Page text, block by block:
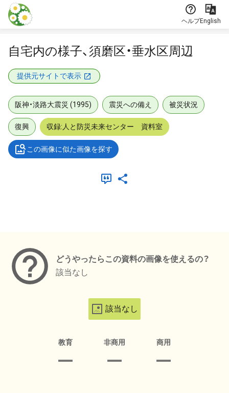
本文に飛ぶ
ヘルプEnglish
自宅内の様子、須磨区・垂水区周辺
提供元サイトで表示
阪神・淡路大震災 (1995) 震災への備え 被災状況
復興 収録:人と防災未来センター 資料室
この画像に似た画像を探す
どうやったらこの資料の画像を使えるの？
該当なし
該当なし
教育 非商用 商用